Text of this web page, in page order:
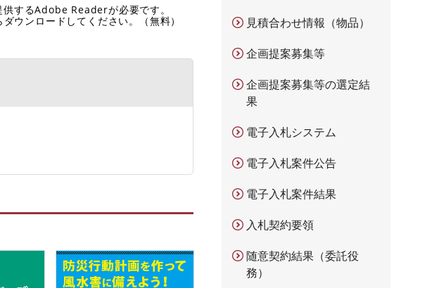
するAdobe Readerが必要です。
ウンロードしてください。（無料）
見積合わせ情報（物品）
企画提案募集等
企画提案募集等の選定結
果
電子入札システム
電子入札案件公告
電子入札案件結果
入札契約要領
随意契約結果（委託役
務）